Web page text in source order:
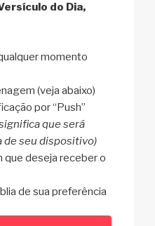
do Dia,
momento
(veja abaixo)
por “Push”
que será
de seu dispositivo)
que deseja receber o
de sua preferência